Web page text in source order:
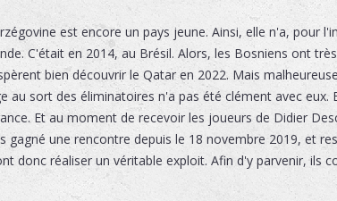
est encore un pays jeune. Ainsi, elle n'a, pour
C'était en 2014, au Brésil. Alors, les Bosniens ont
bien découvrir le Qatar en 2022. Mais
au sort des éliminatoires n'a pas été clément avec eux.
Et au moment de recevoir les joueurs de Didier
gagné une rencontre depuis le 18 novembre 2019, et
donc réaliser un véritable exploit. Afin d'y parvenir, ils